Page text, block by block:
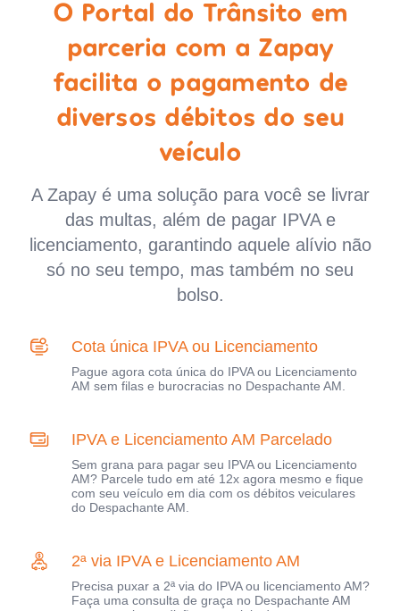
O Portal do Trânsito em
parceria com a Zapay
facilita o pagamento de
diversos débitos do seu
veículo
A Zapay é uma solução para você se livrar
das multas, além de pagar IPVA e
licenciamento, garantindo aquele alívio não
só no seu tempo, mas também no seu
bolso.
Cota única IPVA ou Licenciamento
Pague agora cota única do IPVA ou Licenciamento
AM sem filas e burocracias no Despachante AM.
IPVA e Licenciamento AM Parcelado
Sem grana para pagar seu IPVA ou Licenciamento
AM? Parcele tudo em até 12x agora mesmo e fique
com seu veículo em dia com os débitos veiculares
do Despachante AM.
2ª via IPVA e Licenciamento AM
Precisa puxar a 2ª via do IPVA ou licenciamento AM?
Faça uma consulta de graça no Despachante AM